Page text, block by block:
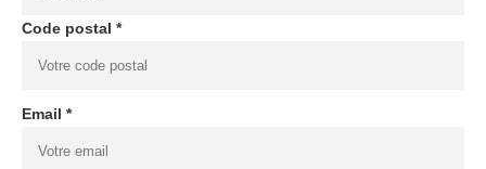
Code postal *
Email *